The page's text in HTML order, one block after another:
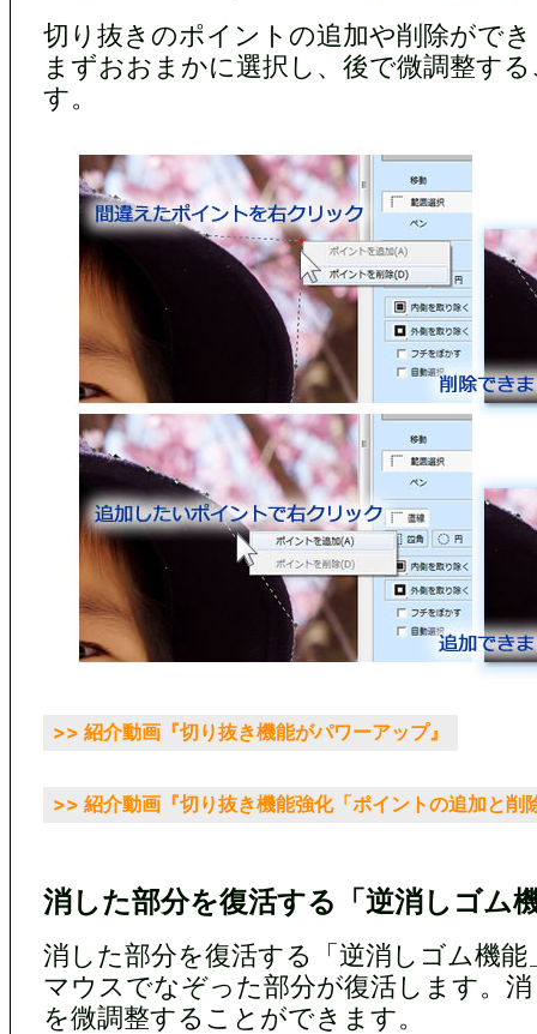
切り抜きのポイントの追加や削除がで
まずおおまかに選択し、後で微調整す
す。
>> 紹介動画『切り抜き機能がパワーアップ』
>> 紹介動画『切り抜き機能強化「ポイントの追加と削
消した部分を復活する「逆消しゴム
消した部分を復活する「逆消しゴム機能
マウスでなぞった部分が復活します。
を微調整することができます。